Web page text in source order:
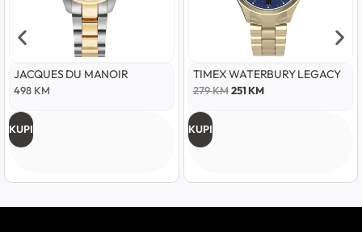
JACQUES DU MANOIR
498 KM
KUPI
TIMEX WATERBURY LEGACY
279KM 251KM
KUPI